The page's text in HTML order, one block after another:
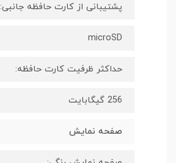
پشتیبانی از کارت حافظه جانبی:
microSD
حداکثر ظرفیت کارت حافظه:
256 گیگابایت
صفحه نمایش